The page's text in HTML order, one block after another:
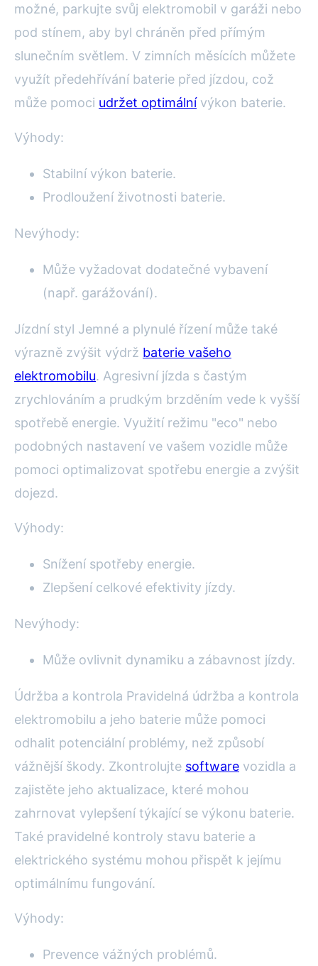
možné, parkujte svůj elektromobil v garáži nebo
pod stínem, aby byl chráněn před přímým
slunečním světlem. V zimních měsících můžete
využít předehřívání baterie před jízdou, což
může pomoci udržet optimálnívýkon baterie.
Výhody:
Stabilní výkon baterie.
Prodloužení životnosti baterie.
Nevýhody:
Může vyžadovat dodatečné vybavení
(např. garážování).
Jízdní styl Jemné a plynulé řízení může také
výrazně zvýšit výdrž baterie vašeho
elektromobilu. Agresivní jízda s častým
zrychlováním a prudkým brzděním vede k vyšší
spotřebě energie. Využití režimu "eco" nebo
podobných nastavení ve vašem vozidle může
pomoci optimalizovat spotřebu energie a zvýšit
dojezd.
Výhody:
Snížení spotřeby energie.
Zlepšení celkové efektivity jízdy.
Nevýhody:
Může ovlivnit dynamiku a zábavnost jízdy.
Údržba a kontrola Pravidelná údržba a kontrola
elektromobilu a jeho baterie může pomoci
odhalit potenciální problémy, než způsobí
vážnější škody. Zkontrolujte software vozidla a
zajistěte jeho aktualizace, které mohou
zahrnovat vylepšení týkající se výkonu baterie.
Také pravidelné kontroly stavu baterie a
elektrického systému mohou přispět k jejímu
optimálnímu fungování.
Výhody:
Prevence vážných problémů.